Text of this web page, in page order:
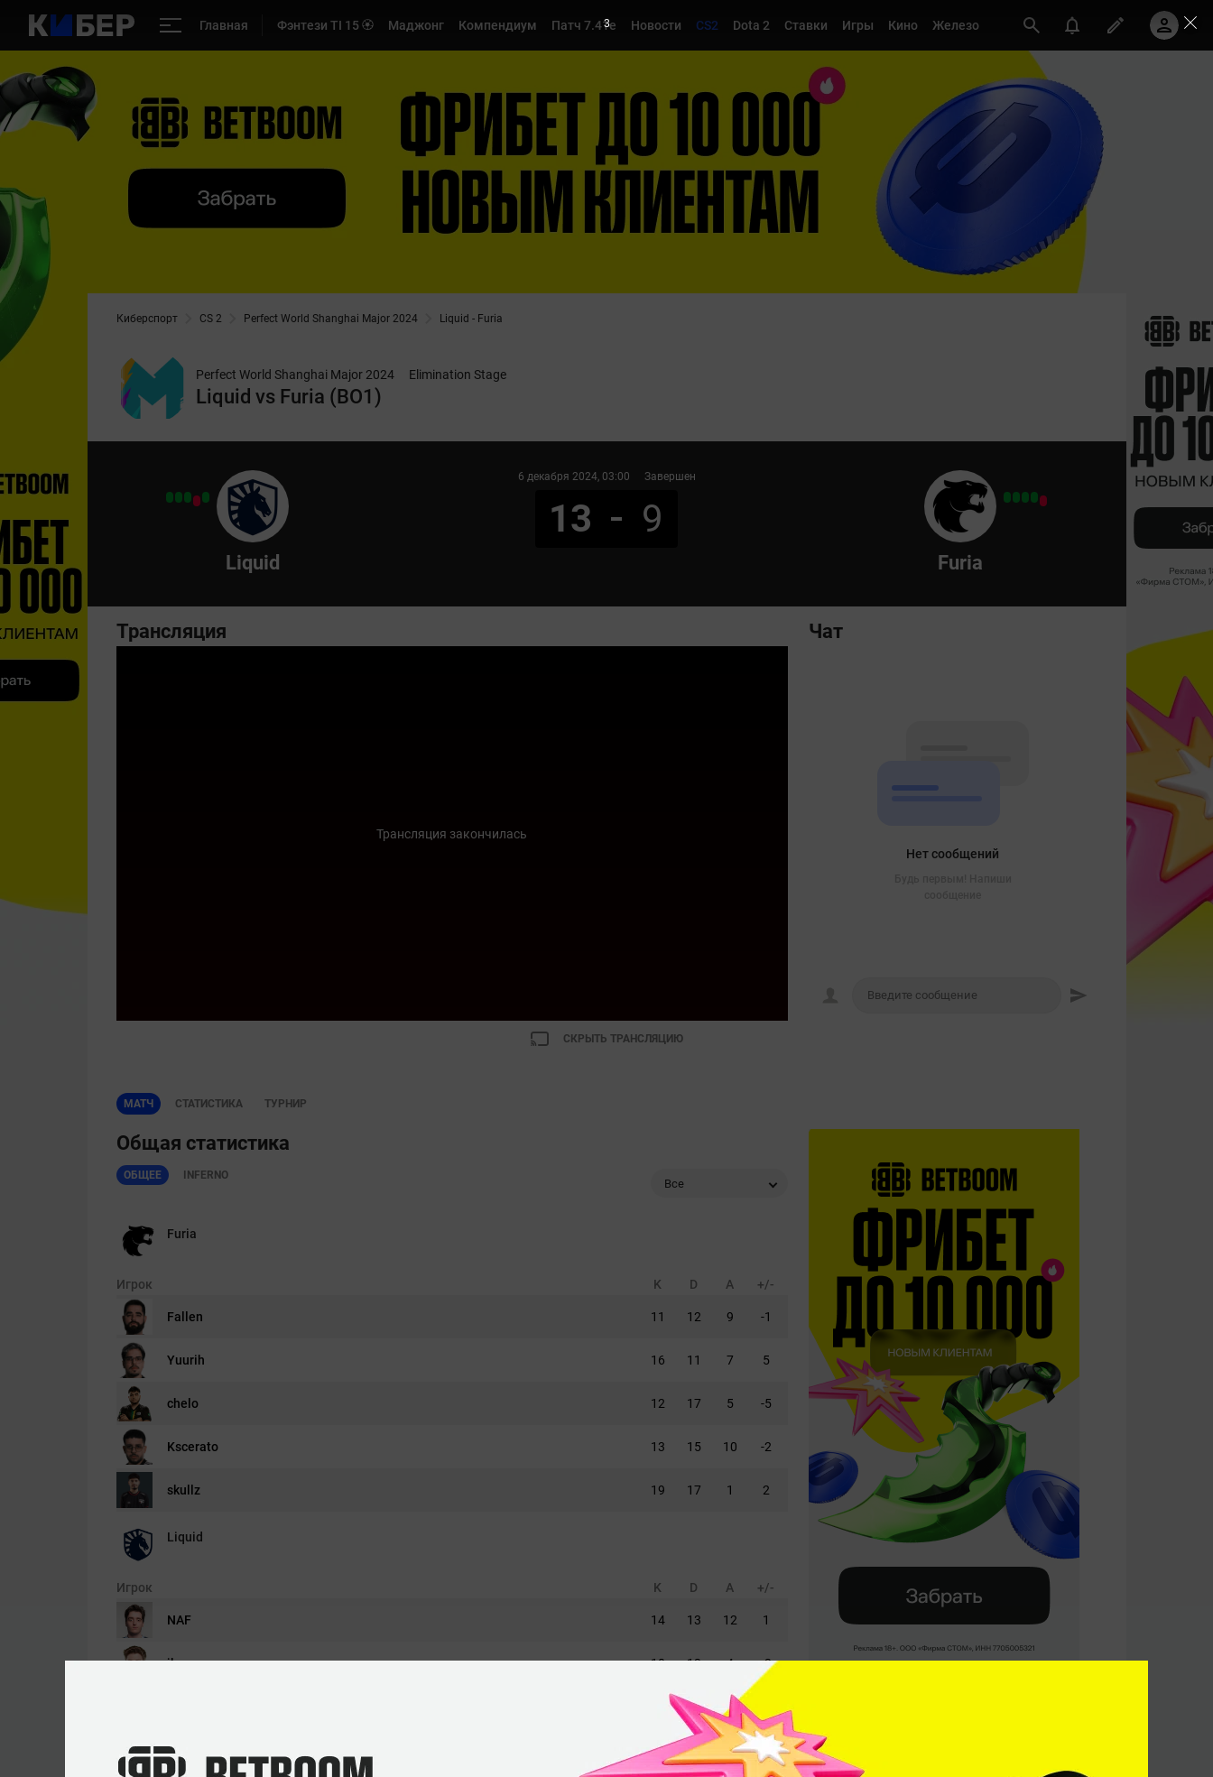
Главная Фэнтези TI 15 🏵️ Маджонг Компендиум Патч 7.41e Новости CS2 Dota 2 Ставки Игры Кино Железо
Киберспорт CS 2 Perfect World Shanghai Major 2024 Liquid - Furia
Perfect World Shanghai Major 2024 Elimination Stage
Liquid vs Furia (BO1)
Liquid
6 декабря 2024, 03:00 Завершен
13 9
Furia
Чат
Нет сообщений
Трансляция
Трансляция закончилась
СКРЫТЬ ТРАНСЛЯЦИЮ
МАТЧ СТАТИСТИКА ТУРНИР
Liquid
Общая статистика
ОБЩЕЕ INFERNO
Все
Furia
Игрок K D A +/-
Fallen 11 12 9 -1
Yuurih 16 11 7 5
chelo 12 17 5 -5
Kscerato 13 15 10 -2
skullz 19 17 1 2
Liquid
Игрок K D A +/-
NAF 14 13 12 1
jks 10 13 4 -3
14 10
Yekindar 15 18 12
2